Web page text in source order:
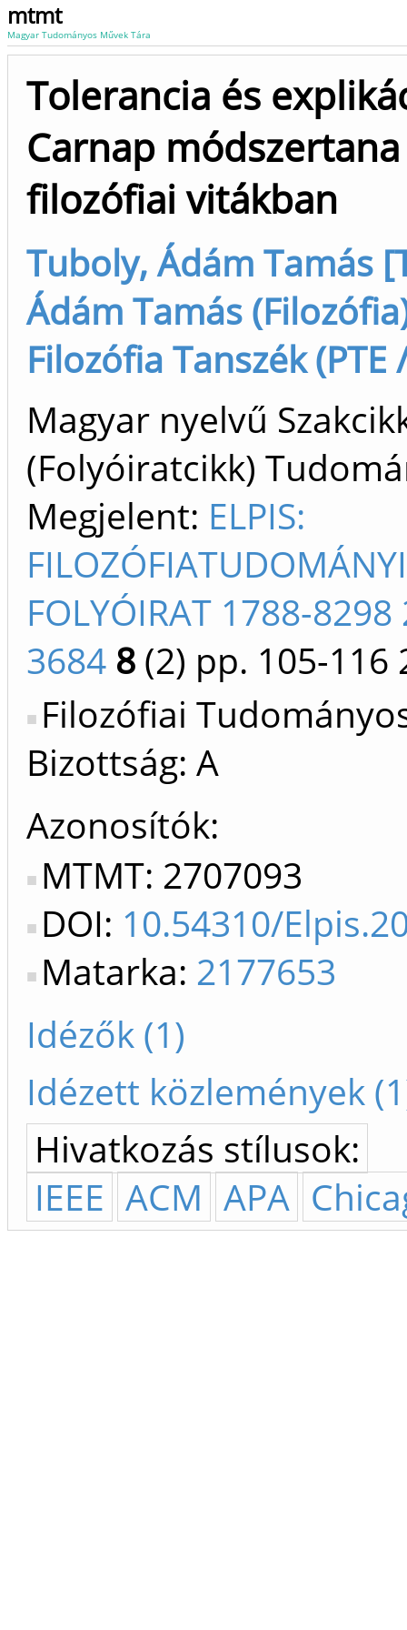
mtmt
Magyar Tudományos Művek Tára
Tolerancia és
Carnap
filozófiai vitákban
Tuboly, Ádám Tamás
Ádám Tamás
Filozófia Tanszék (PTE
Magyar nyelvű
(Folyóiratcikk)
Megjelent: ELPIS:
FILOZÓFIATUDOMÁNYI
FOLYÓIRAT 1788-
3684 8 (2) pp. 105-116
Filozófiai
Bizottság: A
Azonosítók
MTMT: 2707093
DOI: 10.54310/
Matarka: 2177653
Idézők (1)
Idézett közlemények
Hivatkozás stílusok:
IEEE ACM APA